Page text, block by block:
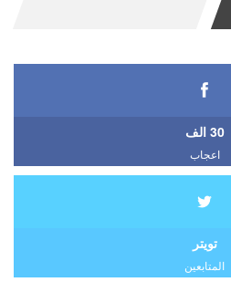
30 الف
اعجاب
تويتر
المتابعين